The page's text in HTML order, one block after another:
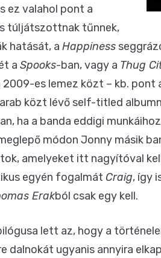
ez valahol pont a
túljátszottnak tűnnek,
hatását, a Happiness
a Spooks-ban, vagy a Thug
es lemez közt – kb. pont
közt lévő self-titled
ha a banda eddigi
módon Jonny másik
amelyeket itt nagyítóval
egyén fogalmát Craig, így
Erakból csak egy kell.
lett az, hogy a
dalnokát ugyanis annyira